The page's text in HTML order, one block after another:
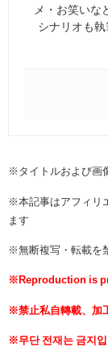
メ・お笑いな
シナリオも
※タイトルおよび画
※本記事はアフィリ
ます
※無断複写・転載を
※Reproduction is
※禁止私自轉載、加
※무단 전재는 금지